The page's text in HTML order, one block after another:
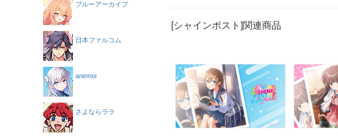
[シャインポスト]関連商品
ブルーアーカイブ
日本ファルコム
anemoi
さよならララ